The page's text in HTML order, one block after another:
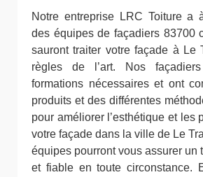
Notre entreprise LRC Toiture a
des équipes de façadiers 83700
sauront traiter votre façade à Le
règles de l’art. Nos
formations nécessaires et ont
produits et des différentes
pour améliorer l’esthétique et les
votre façade dans la ville de Le
équipes pourront vous assurer un
et fiable en toute circonstance.